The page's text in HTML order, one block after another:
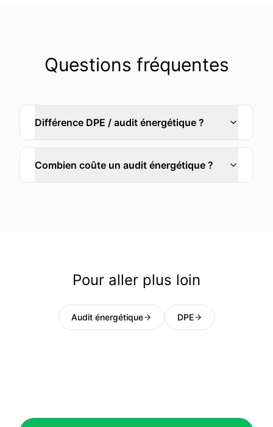
Questions fréquentes
Différence DPE / audit énergétique ?
Combien coûte un audit énergétique ?
Pour aller plus loin
Audit énergétique DPE